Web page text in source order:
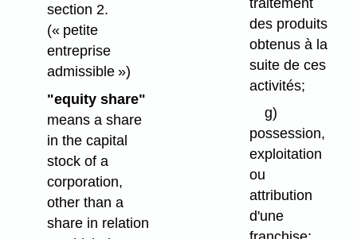
section 2.
(« petite
entreprise
admissible »)
"equity share"
means a share
in the capital
stock of a
corporation,
other than a
share in relation
des produits
obtenus à la
suite de ces
activités;
g)
possession,
exploitation
ou
attribution
d'une